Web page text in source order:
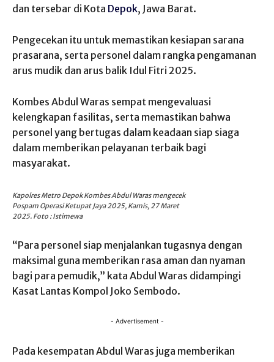
dan tersebar di Kota Depok, Jawa Barat.
Pengecekan itu untuk memastikan kesiapan sarana
prasarana, serta personel dalam rangka pengamanan
arus mudik dan arus balik Idul Fitri 2025.
Kombes Abdul Waras sempat mengevaluasi
kelengkapan fasilitas, serta memastikan bahwa
personel yang bertugas dalam keadaan siap siaga
dalam memberikan pelayanan terbaik bagi
masyarakat.
Kapolres Metro Depok Kombes Abdul Waras mengecek
Pospam Operasi Ketupat Jaya 2025, Kamis, 27 Maret
2025. Foto : Istimewa
“Para personel siap menjalankan tugasnya dengan
maksimal guna memberikan rasa aman dan nyaman
bagi para pemudik,” kata Abdul Waras didampingi
Kasat Lantas Kompol Joko Sembodo.
- Advertisement -
Pada kesempatan Abdul Waras juga memberikan